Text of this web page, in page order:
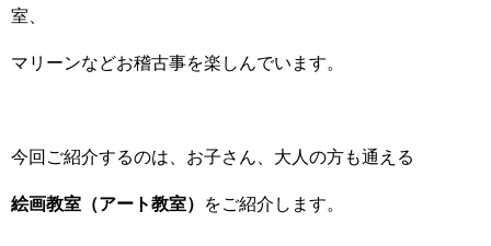
室、
マリーンなどお稽古事を楽しんでいます。
今回ご紹介するのは、お子さん、大人の方も通える
絵画教室（アート教室） をご紹介します。